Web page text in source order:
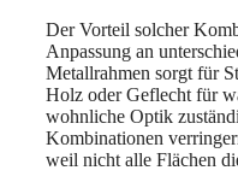
Der Vorteil solcher
Anpassung an
Metallrahmen sorgt für
Holz oder Geflecht für
wohnliche Optik
Kombinationen
weil nicht alle Flächen